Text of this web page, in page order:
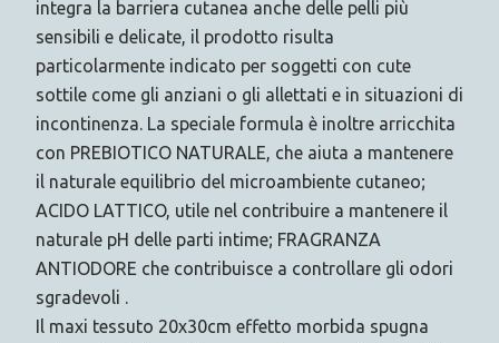
integra la barriera cutanea anche delle pelli più
sensibili e delicate, il prodotto risulta
particolarmente indicato per soggetti con cute
sottile come gli anziani o gli allettati e in situazioni di
incontinenza. La speciale formula è inoltre arricchita
con PREBIOTICO NATURALE, che aiuta a mantenere
il naturale equilibrio del microambiente cutaneo;
ACIDO LATTICO, utile nel contribuire a mantenere il
naturale pH delle parti intime; FRAGRANZA
ANTIODORE che contribuisce a controllare gli odori
sgradevoli .
Il maxi tessuto 20x30cm effetto morbida spugna